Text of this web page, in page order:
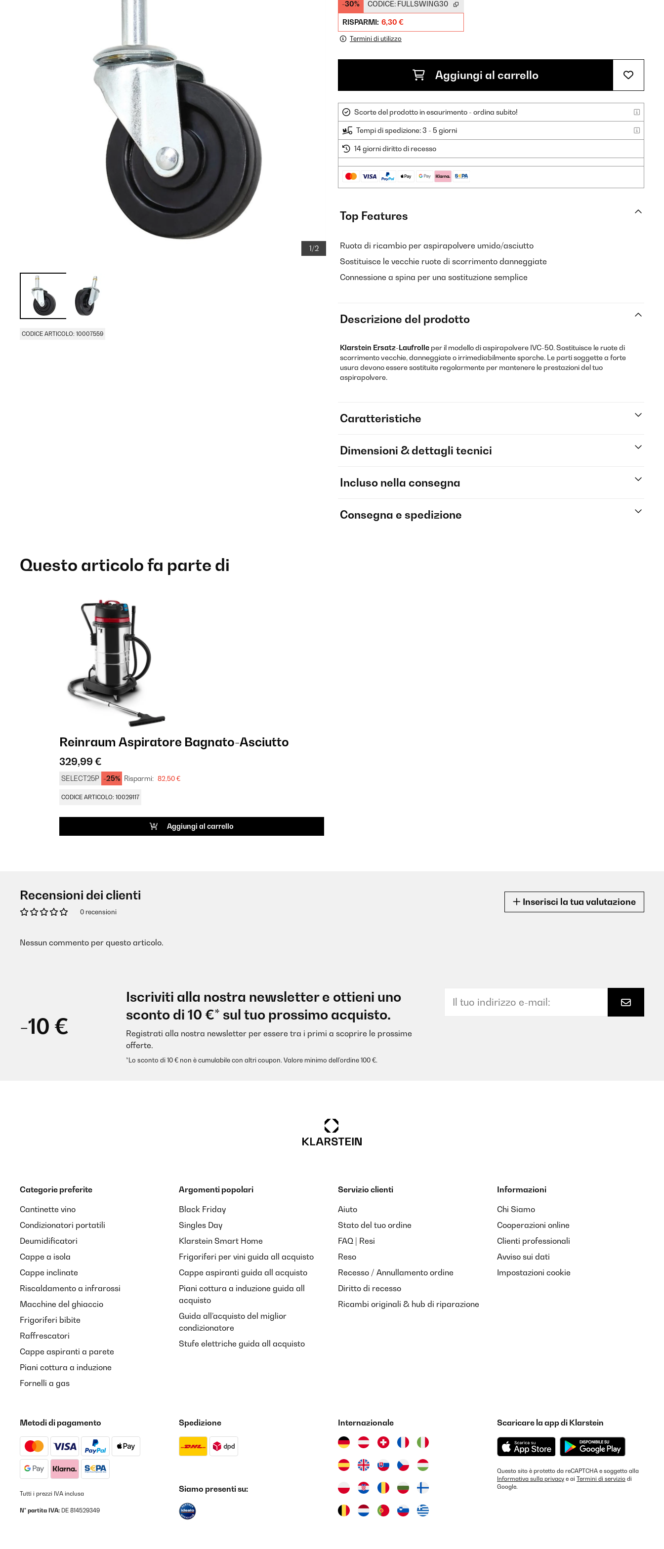
1/2
CODICE ARTICOLO: 10007559
-30% CODICE: FULLSWING30
RISPARMI: 6,30 €
Termini di utilizzo
Aggiungi al carrello
Scorte del prodotto in esaurimento - ordina subito!
Tempi di spedizione: 3 - 5 giorni
14 giorni diritto di recesso
Top Features
Ruota di ricambio per aspirapolvere umido/asciutto
Sostituisce le vecchie ruote di scorrimento danneggiate
Connessione a spina per una sostituzione semplice
Descrizione del prodotto
Klarstein Ersatz-Laufrolle per il modello di aspirapolvere IVC-50. Sostituisce le ruote di
scorrimento vecchie, danneggiate o irrimediabilmente sporche. Le parti soggette a forte
usura devono essere sostituite regolarmente per mantenere le prestazioni del tuo
aspirapolvere.
Caratteristiche
Dimensioni & dettagli tecnici
Incluso nella consegna
Consegna e spedizione
Questo articolo fa parte di
Reinraum Aspiratore Bagnato-Asciutto
329,99 €
SELECT25P -25% Risparmi: 82,50 €
CODICE ARTICOLO: 10029117
Aggiungi al carrello
Recensioni dei clienti
0 recensioni
Inserisci la tua valutazione
Nessun commento per questo articolo.
-10 €
Iscriviti alla nostra newsletter e ottieni uno
sconto di 10 €* sul tuo prossimo acquisto.
Registrati alla nostra newsletter per essere tra i primi a scoprire le prossime
offerte.
*Lo sconto di 10 € non è cumulabile con altri coupon. Valore minimo dell’ordine 100 €.
Categorie preferite
Cantinette vino
Condizionatori portatili
Deumidificatori
Cappe a isola
Cappe inclinate
Riscaldamento a infrarossi
Macchine del ghiaccio
Frigoriferi bibite
Raffrescatori
Cappe aspiranti a parete
Piani cottura a induzione
Fornelli a gas
Argomenti popolari
Black Friday
Singles Day
Klarstein Smart Home
Frigoriferi per vini guida all acquisto
Cappe aspiranti guida all acquisto
Piani cottura a induzione guida all
acquisto
Guida all’acquisto del miglior
condizionatore
Stufe elettriche guida all acquisto
Servizio clienti
Aiuto
Stato del tuo ordine
FAQ | Resi
Reso
Recesso / Annullamento ordine
Diritto di recesso
Ricambi originali & hub di riparazione
Informazioni
Chi Siamo
Cooperazioni online
Clienti professionali
Avviso sui dati
Impostazioni cookie
Metodi di pagamento
Tutti i prezzi IVA inclusa
N° partita IVA: DE 814529349
Spedizione
Siamo presenti su:
Internazionale Scaricare la app di Klarstein
Questo sito è protetto da reCAPTCHA e soggetto alla
Informativa sulla privacy e ai Termini di servizio di
Google.